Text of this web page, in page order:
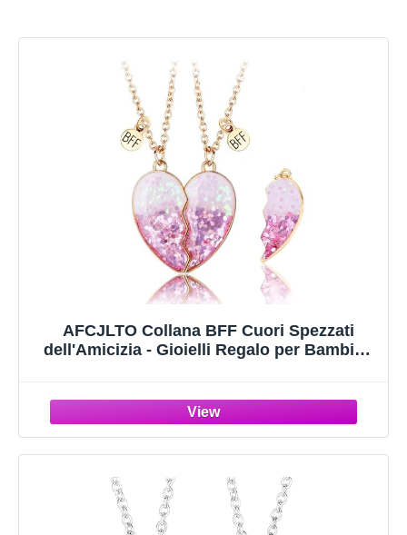
AFCJLTO Collana BFF Cuori Spezzati
dell'Amicizia - Gioielli Regalo per Bambine